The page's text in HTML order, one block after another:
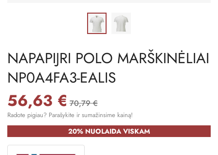
NAPAPIJRI POLO MARŠKINĖLIAI
NP0A4FA3-EALIS
56,63 € 70,79 €
Radote pigiau? Parašykite ir sumažinsime kainą!
20% NUOLAIDA VISKAM